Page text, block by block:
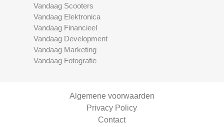
Vandaag Scooters
Vandaag Elektronica
Vandaag Financieel
Vandaag Development
Vandaag Marketing
Vandaag Fotografie
Algemene voorwaarden
Privacy Policy
Contact